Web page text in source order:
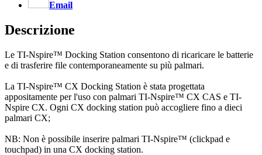
Email
Descrizione
Le TI-Nspire™ Docking Station consentono di ricaricare le batterie
e di trasferire file contemporaneamente su più palmari.
La TI-Nspire™ CX Docking Station è stata progettata
appositamente per l'uso con palmari TI-Nspire™ CX CAS e TI-
Nspire CX. Ogni CX docking station può accogliere fino a dieci
palmari CX;
NB: Non è possibile inserire palmari TI-Nspire™ (clickpad e
touchpad) in una CX docking station.